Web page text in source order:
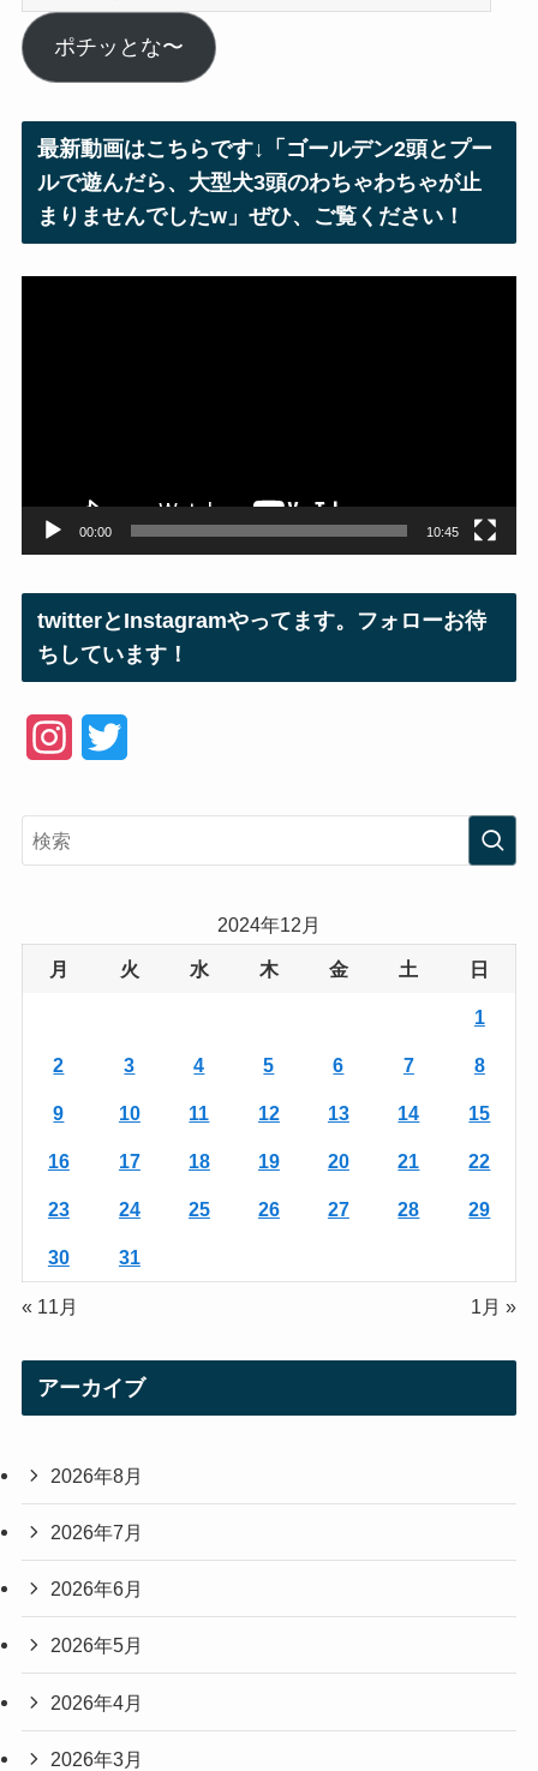
ー
ル
ア
ス
ポチッとな〜
最新動画はこちらです↓「ゴールデン2頭とプー
ルで遊んだら、大型犬3頭のわちゃわちゃが止
まりませんでしたw」ぜひ、ご覧ください！
00:00 10:45
twitterとInstagramやってます。フォローお待
ちしています！
e
2024年12月
月 火 水 木 金 土 日
1
2 3 4 5 6 7 8
9 10 11 12 13 14 15
16 17 18 19 20 21 22
23 24 25 26 27 28 29
30 31
« 11月 1月 »
アーカイブ
2026年8月
2026年7月
2026年6月
2026年5月
2026年4月
2026年3月